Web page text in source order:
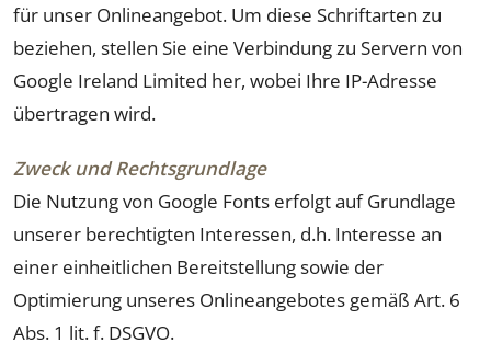
für unser Onlineangebot. Um diese Schriftarten zu
beziehen, stellen Sie eine Verbindung zu Servern von
Google Ireland Limited her, wobei Ihre IP-Adresse
übertragen wird.
Zweck und Rechtsgrundlage
Die Nutzung von Google Fonts erfolgt auf Grundlage
unserer berechtigten Interessen, d.h. Interesse an
einer einheitlichen Bereitstellung sowie der
Optimierung unseres Onlineangebotes gemäß Art. 6
Abs. 1 lit. f. DSGVO.